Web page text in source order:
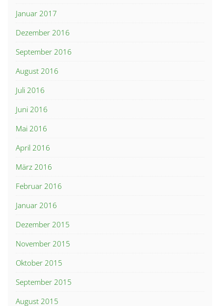
Januar 2017
Dezember 2016
September 2016
August 2016
Juli 2016
Juni 2016
Mai 2016
April 2016
März 2016
Februar 2016
Januar 2016
Dezember 2015
November 2015
Oktober 2015
September 2015
August 2015